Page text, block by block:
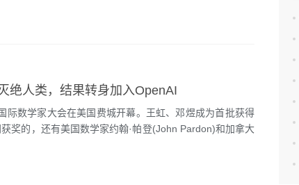
绝人类，结果转身加入OpenAI
数学家大会在美国费城开幕。王虹、邓煜成为首批获得
奖的，还有美国数学家约翰·帕登(John Pardon)和加拿大